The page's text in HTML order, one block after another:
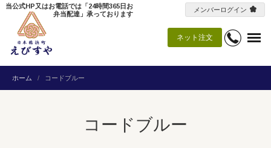
ネット注文
当公式HP又はお電話では「24時間365日お
弁当配達」承っております
メンバーログイン
ホーム コードブルー
コードブルー